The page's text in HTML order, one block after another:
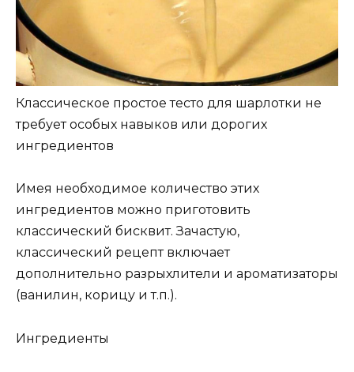
Классическое простое тесто для шарлотки не
требует особых навыков или дорогих
ингредиентов
Имея необходимое количество этих
ингредиентов можно приготовить
классический бисквит. Зачастую,
классический рецепт включает
дополнительно разрыхлители и ароматизаторы
(ванилин, корицу и т.п.).
Ингредиенты